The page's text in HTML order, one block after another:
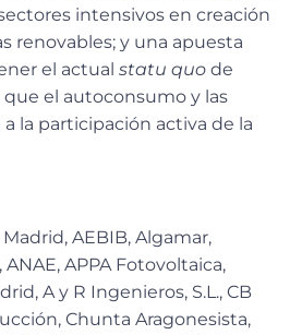
intensivos en creación
renovables; y una apuesta
el actual statu quo de
el autoconsumo y las
la participación activa de la
Madrid, AEBIB, Algamar,
APPA Fotovoltaica,
A y R Ingenieros, S.L., CB
Chunta Aragonesista,